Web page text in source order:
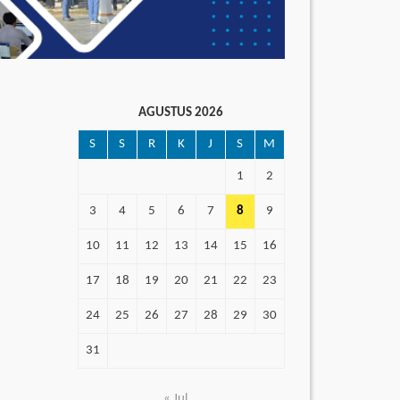
AGUSTUS 2026
S S R K J S M
1 2
3 4 5 6 7 8 9
10 11 12 13 14 15 16
17 18 19 20 21 22 23
24 25 26 27 28 29 30
31